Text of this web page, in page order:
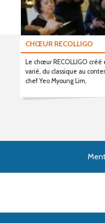
CHŒUR RECOLLIGO
Le chœur RECOLLIGO
varié, du classique au
chef Yeo Myoung Lim,